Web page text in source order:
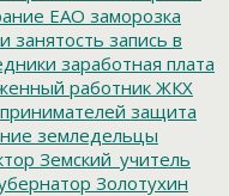
ЕАО заморозка
занятость запись в
заработная плата
работник ЖКХ
защита
земледельцы
Земский_учитель
Золотухин